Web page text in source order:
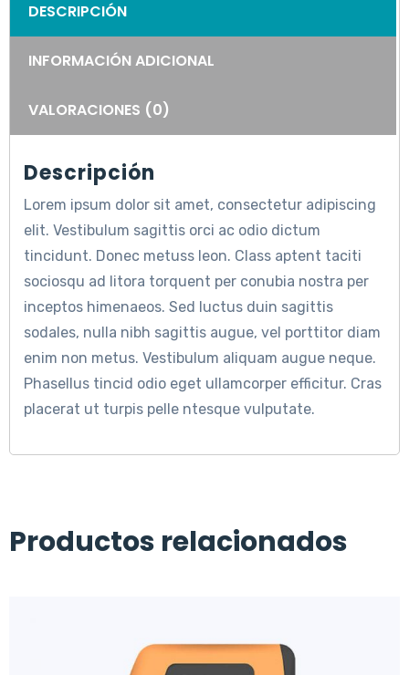
DESCRIPCIÓN
INFORMACIÓN ADICIONAL
VALORACIONES (0)
Descripción
Lorem ipsum dolor sit amet, consectetur adipiscing
elit. Vestibulum sagittis orci ac odio dictum
tincidunt. Donec metuss leon. Class aptent taciti
sociosqu ad litora torquent per conubia nostra per
inceptos himenaeos. Sed luctus duin sagittis
sodales, nulla nibh sagittis augue, vel porttitor diam
enim non metus. Vestibulum aliquam augue neque.
Phasellus tincid odio eget ullamcorper efficitur. Cras
placerat ut turpis pelle ntesque vulputate.
Productos relacionados